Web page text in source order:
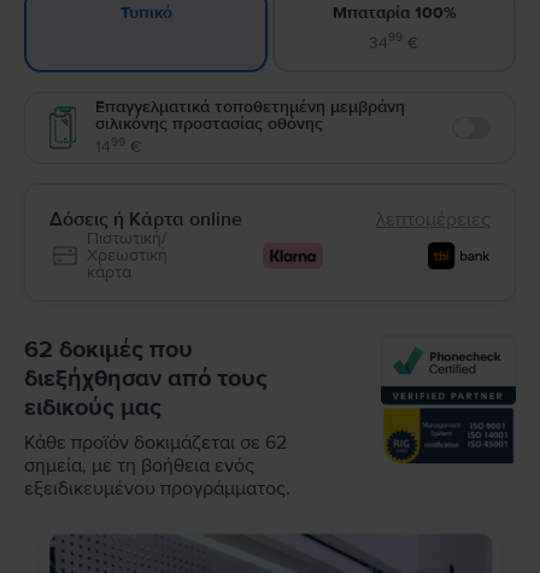
Τυπικό
Μπαταρία 100%
3499 €
Επαγγελματικά τοποθετημένη μεμβράνη
σιλικόνης προστασίας οθόνης
1499 €
Δόσεις ή Κάρτα online λεπτομέρειες
Πιστωτική/
Χρεωστική
κάρτα
62 δοκιμές που
διεξήχθησαν από τους
ειδικούς μας
Κάθε προϊόν δοκιμάζεται σε 62
σημεία, με τη βοήθεια ενός
εξειδικευμένου προγράμματος.